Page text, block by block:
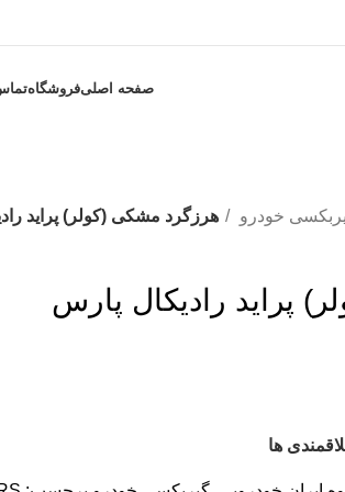
صفحه اصلیفروشگاه
خودرو هرزگرد مشکی (کولر) پراید
پراید رادیکال پارس
ها